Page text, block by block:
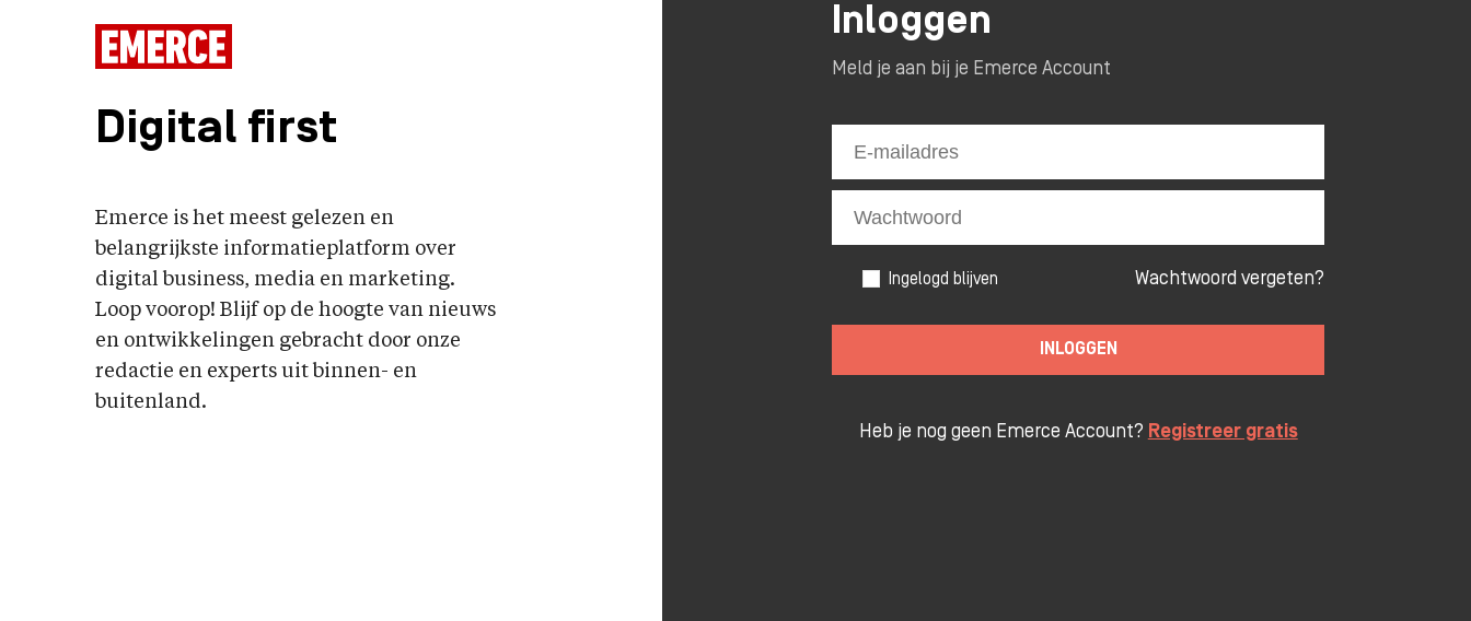
Digital first
Emerce is het meest gelezen en
belangrijkste informatieplatform over
digital business, media en marketing.
Loop voorop! Blijf op de hoogte van nieuws
en ontwikkelingen gebracht door onze
redactie en experts uit binnen- en
buitenland.
Inloggen
Meld je aan bij je Emerce Account
Ingelogd blijven Wachtwoord vergeten?
INLOGGEN
Heb je nog geen Emerce Account? Registreer gratis